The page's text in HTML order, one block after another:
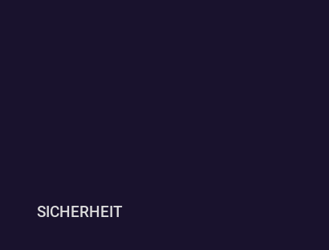
SICHERHEIT